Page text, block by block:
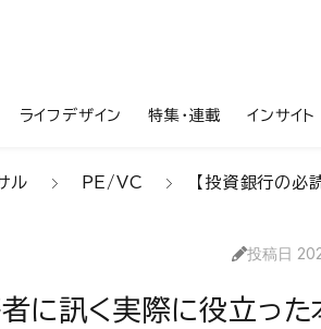
ライフデザイン 特集・連載 インサイト
ル PE/VC 【投資銀行の必
投稿日
者に訊く実際に役立った